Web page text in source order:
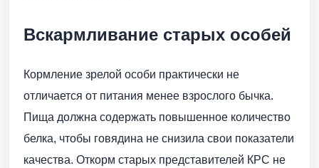
Вскармливание старых особей
Кормление зрелой особи практически не
отличается от питания менее взрослого бычка.
Пища должна содержать повышенное количество
белка, чтобы говядина не снизила свои показатели
качества. Откорм старых представителей КРС не